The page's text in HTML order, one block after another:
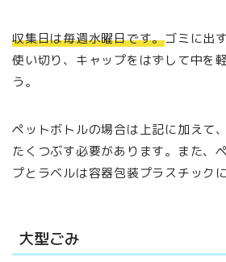
収集日は毎週水曜日です。ゴミに出
使い切り、キャップをはずして中を
う。
ペットボトルの場合は上記に加えて
たくつぶす必要があります。また、
プとラベルは容器包装プラスチック
大型ごみ